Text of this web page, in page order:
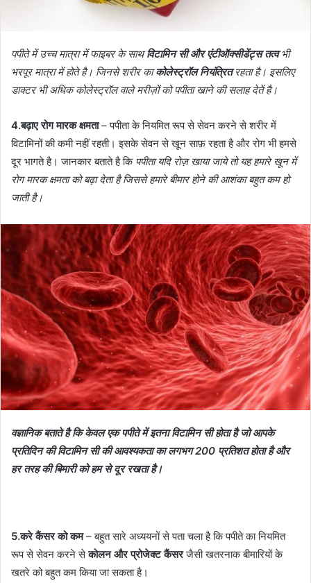
पपीते में उच्च मात्रा में फाइबर के साथविटामिन सी और एंटीऑक्सीडेंट्स तत्वभी
भरपूर मात्रा में होते है। जिनसे शरीर काकोलेस्ट्रॉल नियंत्रितरहता है। इसलिए
डाक्टर भी अधिक कोलेस्ट्रॉल वाले मरीज़ों को पपीता खाने की सलाह देतें है।
4.बढ़ाए रोग मारक क्षमता– पपीता के नियमित रूप से सेवन करने से शरीर में
विटामिनों की कमी नहीं रहती। इसके सेवन से खून साफ़ रहता है और रोग भी हमसे
दूर भागते है। जानकार बताते है कि पपीता यदि रोज़ खाया जाये तो यह हमारे खून में
रोग मारक क्षमता को बढ़ा देता है जिससे हमारे बीमार होने की आशंका बहुत कम हो
जाती है।
वज्ञानिक बताते है कि केवल एक पपीते में इतनाविटामिन सीहोता है जो आपके
प्रतिदिन की विटामिन सी की आवश्यकता का लगभग 200 प्रतिशत होता है और
हर तरह की बिमारी को हम से दूर रखता है।
5.करे कैंसर को कम– बहुत सारे अध्‍ययनों से पता चला है कि पपीते का नियमित
रूप से सेवन करने सेकोलन और प्रोजेक्ट कैंसरजैसी खतरनाक बीमारियों के
खतरे को बहुत कम किया जा सकता है।